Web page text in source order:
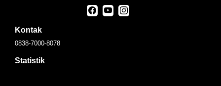
Kontak
0838-7000-8078
Statistik